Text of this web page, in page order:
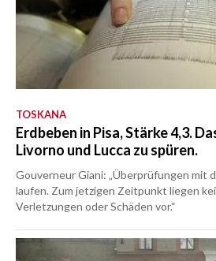
TOSKANA
Erdbeben in Pisa, Stärke 4,3.
Livorno und Lucca zu spüren.
Gouverneur Giani: „Überprüfungen mit
laufen. Zum jetzigen Zeitpunkt liegen
Verletzungen oder Schäden vor.“